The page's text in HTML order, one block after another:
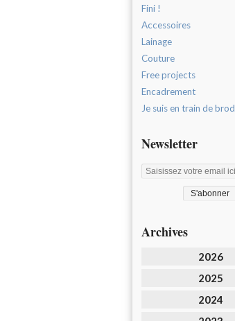
Fini !
Accessoires
Lainage
Couture
Free projects
Encadrement
Je suis en train de
Newsletter
Archives
2026
2025
2024